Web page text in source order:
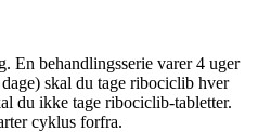
En behandlingsserie varer 4 uger
skal du tage ribociclib hver
du ikke tage ribociclib-tabletter.
cyklus forfra.